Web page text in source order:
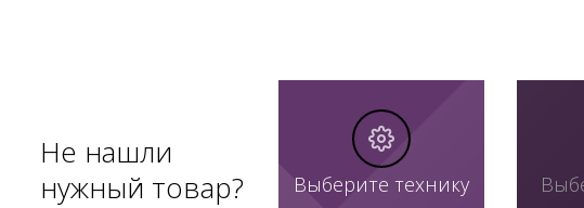
Не нашли
нужный товар?
Выберите технику